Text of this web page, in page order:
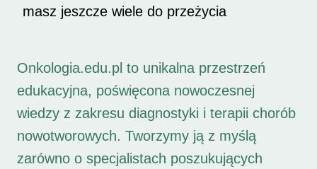
masz jeszcze wiele do przeżycia
Onkologia.edu.pl to unikalna przestrzeń
edukacyjna, poświęcona nowoczesnej
wiedzy z zakresu diagnostyki i terapii chorób
nowotworowych. Tworzymy ją z myślą
zarówno o specjalistach poszukujących